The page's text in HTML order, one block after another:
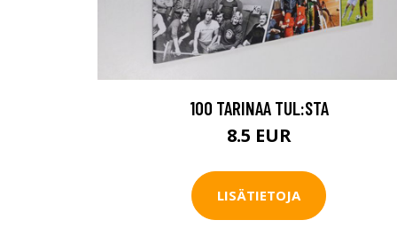
100 TARINAA TUL:STA
8.5 EUR
LISÄTIETOJA